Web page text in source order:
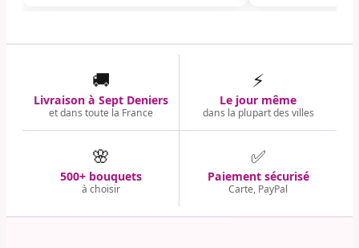
🚚
Livraison à Sept Deniers
et dans toute la France
⚡
Le jour même
dans la plupart des villes
🌸
500+ bouquets
à choisir
✅
Paiement sécurisé
Carte, PayPal